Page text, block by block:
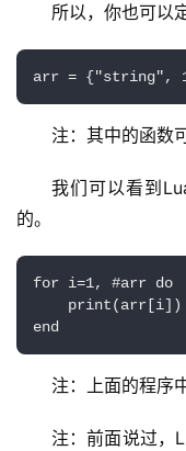
所以，你也可以
arr = {"string",
注：其中的函数
我们可以看到
的。
for i=1, #arr do
print(arr[i])
end
注：上面的程序
注：前面说过，